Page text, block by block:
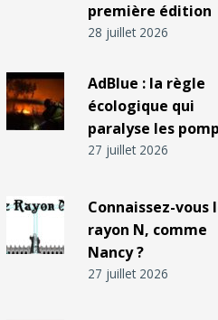
première édition
28 juillet 2026
AdBlue : la règle
écologique qui
paralyse les
27 juillet 2026
Connaissez-vous
rayon N, comme
Nancy ?
27 juillet 2026